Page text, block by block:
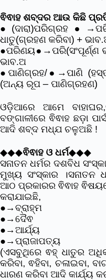
ଵିଵାହ ଶବ୍ଦର ଆଉ କିଛି
ଧାତୁ(ଗ୍ରହଣ କରିବା) +
●ପରିଣୟ●→ପରି(ସଂପୂର୍ଣ୍ଣ
ଭାବ.ଅ
●ପାଣିଗ୍ରହ/●→ପାଣି
(ଅନ୍ୟ ରୂପ – ପାଣିଗ୍ରହଣ)
ଓଡ଼ିଆରେ ଆମେ
ବଙ୍ଗାଳୀରେ ଵିଵାହ ଛଡ଼ା
ଆଦି ଶବ୍ଦ ମଧ୍ଯ ଚଳୁଅଛି !
◆◆◆ଵିଵାହ ଓ ଧର୍ମ◆◆◆
ସନାତନ ଧର୍ମର ଦଶବିଧ
ମୁଖ୍ୟ ସଂସ୍କାର ।ସନାତନ
ଆଠ ପ୍ରକାରର ଵିଵାହ
କରାଯାଇଛି,
●→ବ୍ରାହ୍ମ
●→ଦୈଵ
●→ଆର୍ଯ୍ୟ
●→ପ୍ରାଜାପତ୍ୟ
(ଏସବୁଥିରେ ଵହ୍ ଧାତୁର
କରିବା, ଵହିବା, ଚଳାଇବା,
ଧାରଣ କରିବା ଆଦି କାର୍ଯ୍ୟ